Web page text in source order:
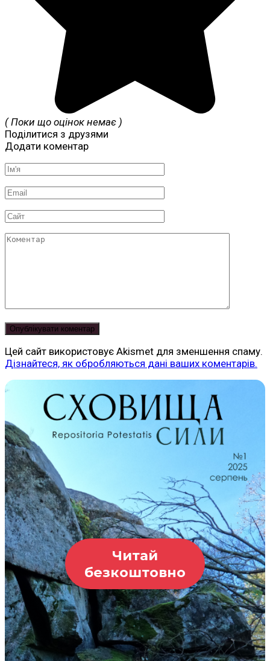
( Поки що оцінок немає )
Поділитися з друзями
Додати коментар
Ім'я
Email
Сайт
Коментар
Цей сайт використовує Akismet для зменшення спаму.
Дізнайтеся, як обробляються дані ваших коментарів.
Читай
безкоштовно